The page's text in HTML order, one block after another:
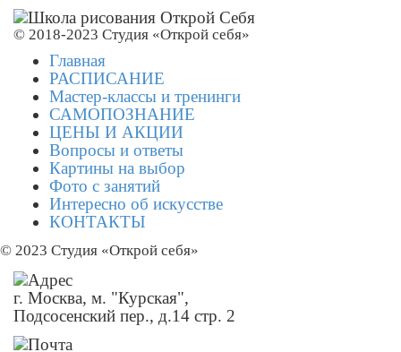
© 2018-2023 Студия «Открой себя»
Главная
РАСПИСАНИЕ
Мастер-классы и тренинги
САМОПОЗНАНИЕ
ЦЕНЫ И АКЦИИ
Вопросы и ответы
Картины на выбор
Фото с занятий
Интересно об искусстве
КОНТАКТЫ
© 2023 Студия «Открой себя»
г. Москва, м. "Курская",
Подсосенский пер., д.14 стр. 2